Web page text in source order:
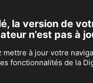
la version de
n’est pas à
mettre à jour votre
fonctionnalités de la